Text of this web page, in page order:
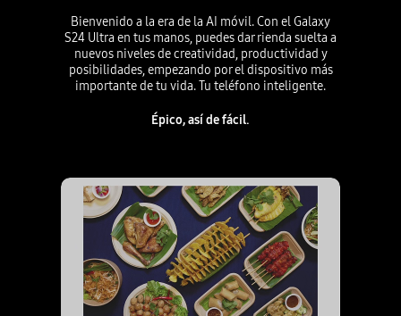
Bienvenido a la era de la AI móvil. Con el Galaxy
S24 Ultra en tus manos, puedes dar rienda suelta a
nuevos niveles de creatividad, productividad y
posibilidades, empezando por el dispositivo más
importante de tu vida. Tu teléfono inteligente.
Épico, así de fácil.